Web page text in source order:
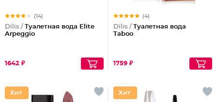
(14)
Dilis / Туалетная вода Elite
Arpeggio
1642 ₽
(4)
Dilis / Туалетная вода
Taboo
1759 ₽